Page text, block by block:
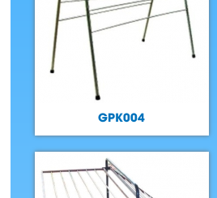
GPK004